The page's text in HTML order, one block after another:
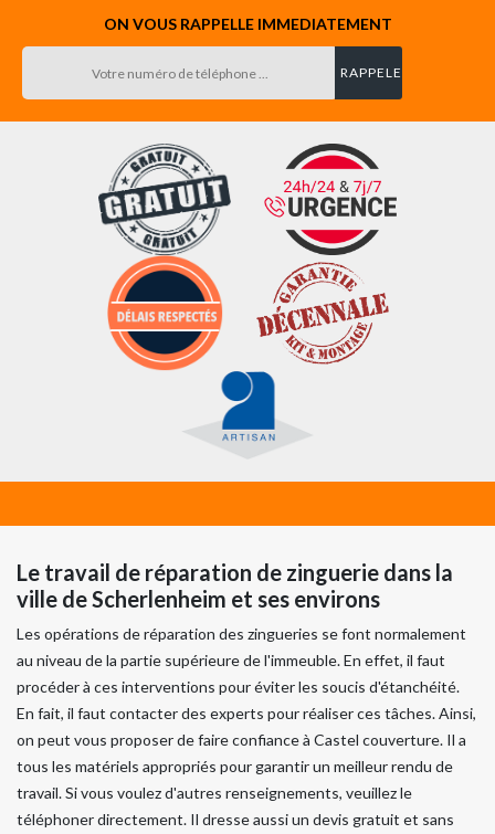
ON VOUS RAPPELLE IMMEDIATEMENT
Le travail de réparation de zinguerie dans la
ville de Scherlenheim et ses environs
Les opérations de réparation des zingueries se font normalement
au niveau de la partie supérieure de l'immeuble. En effet, il faut
procéder à ces interventions pour éviter les soucis d'étanchéité.
En fait, il faut contacter des experts pour réaliser ces tâches. Ainsi,
on peut vous proposer de faire confiance à Castel couverture. Il a
tous les matériels appropriés pour garantir un meilleur rendu de
travail. Si vous voulez d'autres renseignements, veuillez le
téléphoner directement. Il dresse aussi un devis gratuit et sans